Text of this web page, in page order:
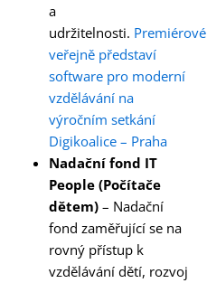
a
udržitelnosti. Premiérové
veřejně představí
software pro moderní
vzdělávání na
výročním setkání
Digikoalice – Praha
Nadační fond IT
People (Počítače
dětem)– Nadační
fond zaměřující se na
rovný přístup k
vzdělávání dětí, rozvoj